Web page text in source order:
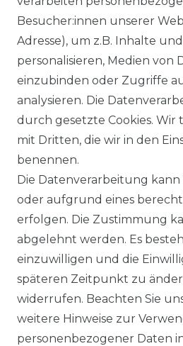
Datenstand: 7.8.2026
Impressum
AGB
Besucher:innen unserer
Adresse), um z.B. Inhalte
personalisieren, Medien von
einzubinden oder Zugriffe
analysieren. Die
durch gesetzte Cookies. Wir
mit Dritten, die wir in den
benennen.
Die Datenverarbeitung
oder aufgrund eines
erfolgen. Die Zustimmung
abgelehnt werden. Es
einzuwilligen und die
späteren Zeitpunkt zu
widerrufen. Beachten Sie
weitere Hinweise zur
personenbezogener Daten